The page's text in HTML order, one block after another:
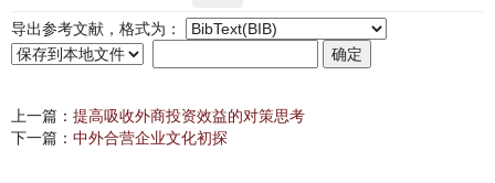
导出参考文献，格式为：
上一篇： 提高吸收外商投资效益的对策思考
下一篇： 中外合营企业文化初探